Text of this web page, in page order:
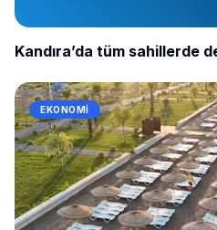
Kandıra’da tüm sahillerde
EKONOMI